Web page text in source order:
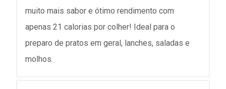
muito mais sabor e ótimo rendimento com
apenas 21 calorias por colher! Ideal para o
preparo de pratos em geral, lanches, saladas e
molhos.